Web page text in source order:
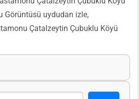
Görüntüsü uydudan izle,
Çatalzeytin Çubuklu Köyü